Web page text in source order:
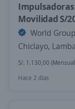
Impulsadoras
Movilidad S/
World
Chiclayo,
S/. 1.130,00
Hace 2 días